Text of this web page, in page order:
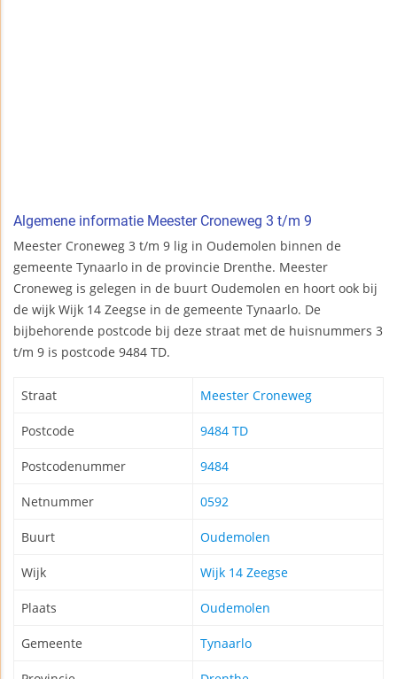
Algemene informatie Meester Croneweg 3 t/m 9
Meester Croneweg 3 t/m 9 lig in Oudemolen binnen de
gemeente Tynaarlo in de provincie Drenthe. Meester
Croneweg is gelegen in de buurt Oudemolen en hoort ook bij
de wijk Wijk 14 Zeegse in de gemeente Tynaarlo. De
bijbehorende postcode bij deze straat met de huisnummers 3
t/m 9 is postcode 9484 TD.
Straat Meester Croneweg
Postcode 9484 TD
Postcodenummer 9484
Netnummer 0592
Buurt Oudemolen
Wijk Wijk 14 Zeegse
Plaats Oudemolen
Gemeente Tynaarlo